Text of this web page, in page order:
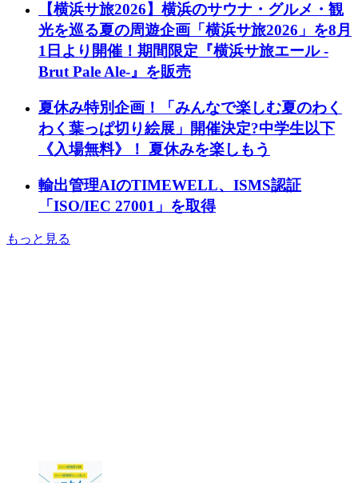
【横浜サ旅2026】横浜のサウナ・グルメ・観
光を巡る夏の周遊企画「横浜サ旅2026」を8月
1日より開催！期間限定『横浜サ旅エール -
Brut Pale Ale-』を販売
夏休み特別企画！「みんなで楽しむ夏のわく
わく葉っぱ切り絵展」開催決定?中学生以下
《入場無料》！ 夏休みを楽しもう
輸出管理AIのTIMEWELL、ISMS認証
「ISO/IEC 27001」を取得
もっと見る